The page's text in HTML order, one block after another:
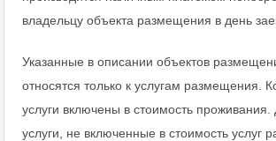
владельцу объекта размещения в день
Указанные в описании объектов
относятся только к услугам размещения.
услуги включены в стоимость
услуги, не включенные в стоимость услуг